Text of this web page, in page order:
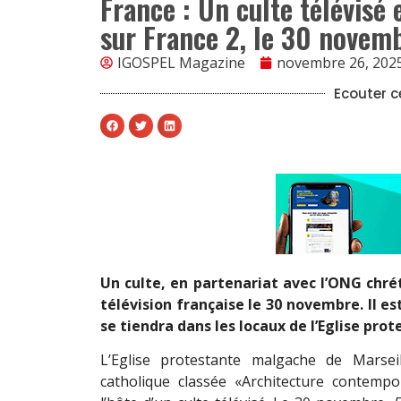
France : Un culte
sur France 2, le 30
IGOSPEL Magazine novembre 26,
Ecouter
Un culte, en partenariat avec l’ONG
télévision française le 30 novembre. Il
se tiendra dans les locaux de l’Eglise
L’Eglise protestante malgache de
catholique classée «Architecture